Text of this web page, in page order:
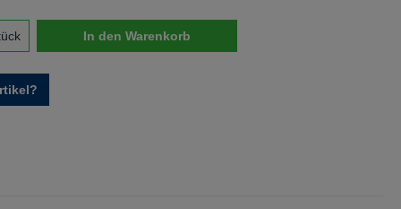
Gib den gewünschten Wert ein
In den Warenkorb